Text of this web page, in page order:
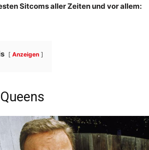
Sitcoms aller Zeiten und vor allem:
Anzeigen